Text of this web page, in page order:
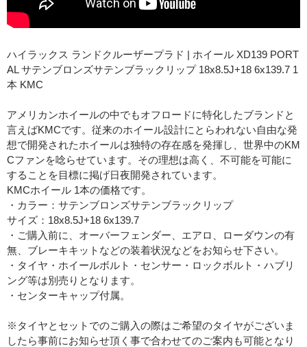
ハイラックス ランドクルーザープラド | ホイール XD139 PORT
AL サテンブロンズサテンブラックリップ 18x8.5J+18 6x139.7 1
本 KMC
アメリカンホイールの中でもオフロードに特化したブランドと
言えばKMCです。従来のホイール設計にとらわれない自由な発
想で開発されたホイールは独特の存在感を発揮し、世界中のKM
Cファンを唸らせています。その理想は高く、不可能を可能に
することを目標に掲げ日夜開発されています。
KMCホイール 1本の価格です。
・カラー：サテンブロンズサテンブラックリップ
サイズ：18x8.5J+18 6x139.7
・ご購入前に、オーバーフェンダー、エアロ、ローダウンの有
無、ブレーキキットなどの装着状況などをお知らせ下さい。
・タイヤ・ホイールボルト・センサー・ロックボルト・ハブリ
ング等は別売りとなります。
・センターキャップ付属。
※タイヤとセットでのご購入の際はご希望のタイヤがございま
したら事前にお知らせ頂く事で合わせてのご案内も可能となり